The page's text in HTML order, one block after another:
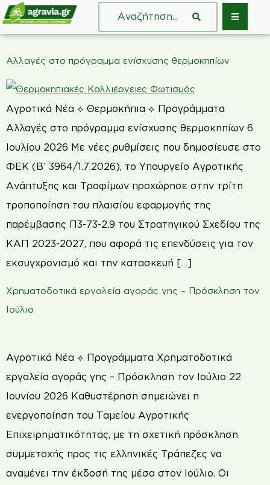
Αλλαγές στο πρόγραμμα ενίσχυσης θερμοκηπίων
Αγροτικά Νέα ⟡ Θερμοκήπια ⟡ Προγράμματα
Αλλαγές στο πρόγραμμα ενίσχυσης θερμοκηπίων 6
Ιουλίου 2026 Με νέες ρυθμίσεις που δημοσίευσε στο
ΦΕΚ (Β’ 3964/1.7.2026), το Υπουργείο Αγροτικής
Ανάπτυξης και Τροφίμων προχώρησε στην τρίτη
τροποποίηση του πλαισίου εφαρμογής της
παρέμβασης Π3-73-2.9 του Στρατηγικού Σχεδίου της
ΚΑΠ 2023-2027, που αφορά τις επενδύσεις για τον
εκσυγχρονισμό και την κατασκευή […]
Χρηματοδοτικά εργαλεία αγοράς γης – Πρόσκληση τον
Ιούλιο
Αγροτικά Νέα ⟡ Προγράμματα Χρηματοδοτικά
εργαλεία αγοράς γης – Πρόσκληση τον Ιούλιο 22
Ιουνίου 2026 Καθυστέρηση σημειώνει η
ενεργοποίηση του Ταμείου Αγροτικής
Επιχειρηματικότητας, µε τη σχετική πρόσκληση
συμμετοχής προς τις ελληνικές Τράπεζες να
αναμένει την έκδοσή της μέσα στον Ιούλιο. Οι